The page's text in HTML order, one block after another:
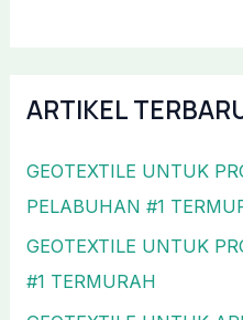
ARTIKEL
GEOTEXTILE UNTUK
PELABUHAN #1
GEOTEXTILE UNTUK
#1 TERMURAH